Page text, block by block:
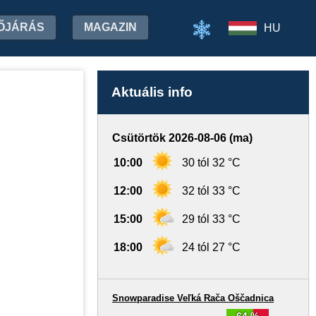
MAGAZIN HU
Aktuális info
Csütörtök 2026-08-06 (ma)
10:00 30 tól 32 °C
12:00 32 tól 33 °C
15:00 29 tól 33 °C
18:00 24 tól 27 °C
Snowparadise Veľká Rača Oščadnica